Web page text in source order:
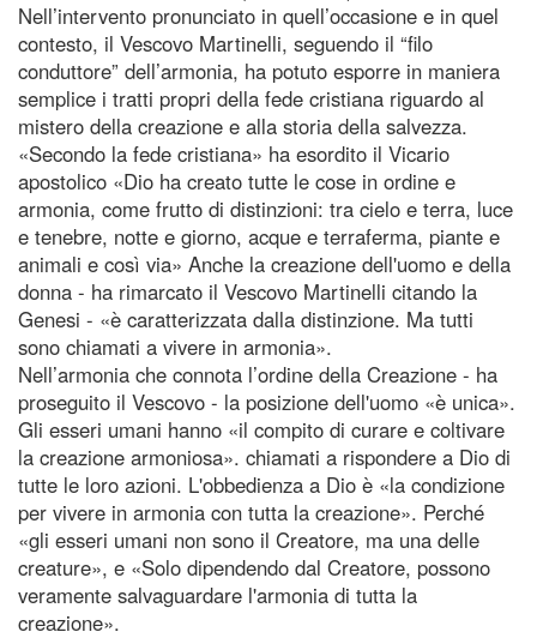
Nell’intervento pronunciato in quell’occasione e in quel
contesto, il Vescovo Martinelli, seguendo il “filo
conduttore” dell’armonia, ha potuto esporre in maniera
semplice i tratti propri della fede cristiana riguardo al
mistero della creazione e alla storia della salvezza.
«Secondo la fede cristiana» ha esordito il Vicario
apostolico «Dio ha creato tutte le cose in ordine e
armonia, come frutto di distinzioni: tra cielo e terra, luce
e tenebre, notte e giorno, acque e terraferma, piante e
animali e così via» Anche la creazione dell'uomo e della
donna - ha rimarcato il Vescovo Martinelli citando la
Genesi - «è caratterizzata dalla distinzione. Ma tutti
sono chiamati a vivere in armonia».
Nell’armonia che connota l’ordine della Creazione - ha
proseguito il Vescovo - la posizione dell'uomo «è unica».
Gli esseri umani hanno «il compito di curare e coltivare
la creazione armoniosa». chiamati a rispondere a Dio di
tutte le loro azioni. L'obbedienza a Dio è «la condizione
per vivere in armonia con tutta la creazione». Perché
«gli esseri umani non sono il Creatore, ma una delle
creature», e «Solo dipendendo dal Creatore, possono
veramente salvaguardare l'armonia di tutta la
creazione».